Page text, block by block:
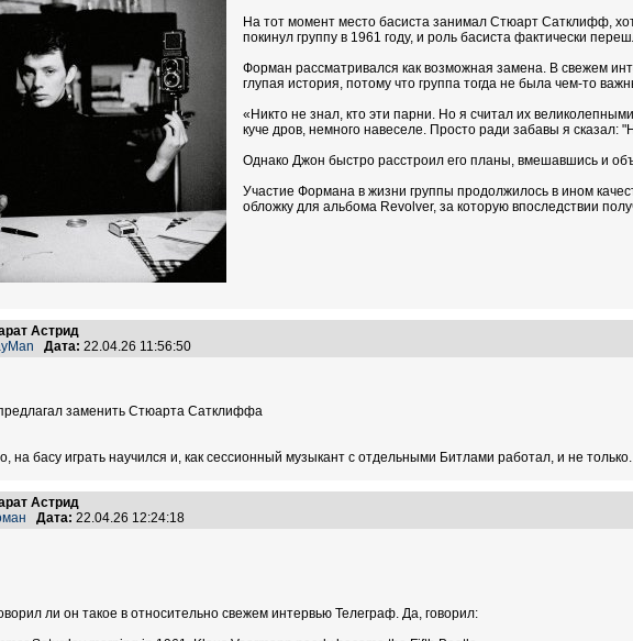
На тот момент место басиста занимал Стюарт Сатклифф,
покинул группу в 1961 году, и роль басиста фактически
Форман рассматривался как возможная замена. В свежем
глупая история, потому что группа тогда не была чем-то
«Никто не знал, кто эти парни. Но я считал их
куче дров, немного навеселе. Просто ради забавы я сказал:
Однако Джон быстро расстроил его планы, вмешавшись и
Участие Формана в жизни группы продолжилось в ином
обложку для альбома Revolver, за которую впоследствии
Астрид
Дата: 22.04.26 11:56:50
заменить Стюарта Сатклиффа
на басу играть научился и, как сессионный музыкант с отдельными Битлами работал, и не только.
Астрид
Дата: 22.04.26 12:24:18
ли он такое в относительно свежем интервью Телеграф. Да, говорил: